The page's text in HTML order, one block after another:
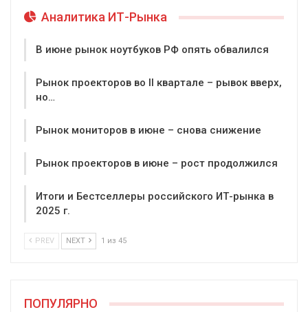
Аналитика ИТ-Рынка
В июне рынок ноутбуков РФ опять обвалился
Рынок проекторов во II квартале – рывок вверх,
но…
Рынок мониторов в июне – снова снижение
Рынок проекторов в июне – рост продолжился
Итоги и Бестселлеры российского ИТ-рынка в
2025 г.
PREV NEXT 1 из 45
ПОПУЛЯРНО